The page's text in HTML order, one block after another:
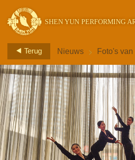
SHEN YUN PERFORMING
Terug Nieuws > Foto's